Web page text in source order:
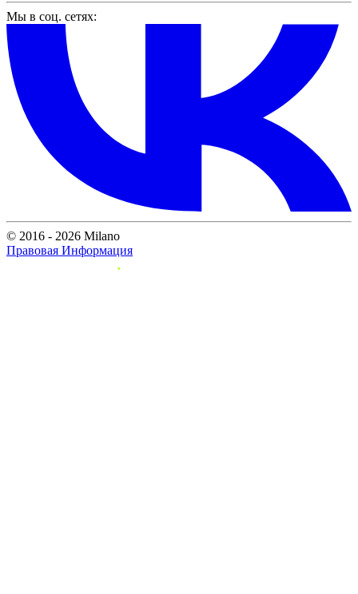
Мы в соц. сетях:
© 2016 - 2026 Milano
Правовая Информация